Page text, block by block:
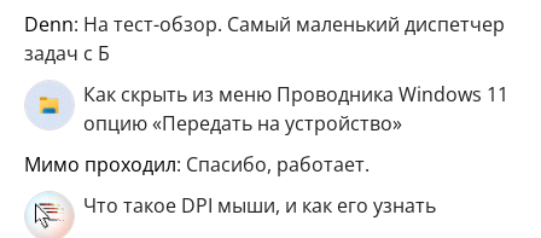
Denn: На тест-обзор. Самый маленький диспетчер
задач с Б
Как скрыть из меню Проводника Windows 11
опцию «Передать на устройство»
мимо проходил: Спасибо, работает.
Что такое DPI мыши, и как его узнать